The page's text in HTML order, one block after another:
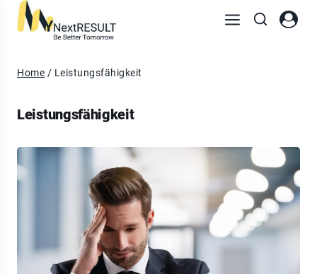
Home / Leistungsfähigkeit
Leistungsfähigkeit